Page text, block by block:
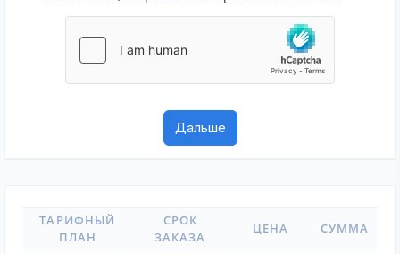
ТАРИФНЫЙ
ПЛАН
СРОК
ЗАКАЗА
ЦЕНА СУММА